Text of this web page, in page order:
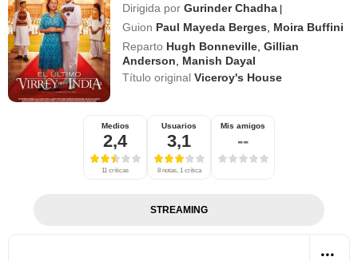
Dirigida por Gurinder Chadha |
Guion Paul Mayeda Berges
Moira Buffini
Reparto Hugh Bonneville ,Gillian
Anderson
Manish Dayal
Título originalViceroy's House
Medios
2,4
11 críticas
Usuarios
3,1
8 notas, 1 crítica
Mis amigos
--
STREAMING